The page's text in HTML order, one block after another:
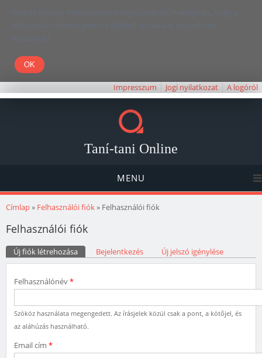
Kedves Olvasó! Weboldalunk böngészésével Ön elfogadja, hogy a
felhasználói élmény javítása céljából cookie-kat használunk.
Köszönjük!
Impresszum Jogi nyilatkozat A logóról
Taní-tani Online
MENU
Jelenlegi hely
Címlap» Felhasználói fiók» Felhasználói fiók
Felhasználói fiók
Elsődleges fülek
Új fiók létrehozása (aktív fül)Bejelentkezés Új jelszó igénylése
Felhasználónév*
Szóköz használata megengedett. Az írásjelek közül csak a pont, a kötőjel, és
az aláhúzás használható.
Email cím *